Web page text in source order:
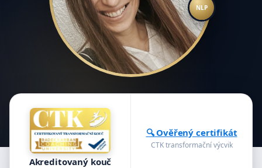
NLP
Akreditovaný kouč
🔍 Ověřený certifikát
CTK transformační výcvik